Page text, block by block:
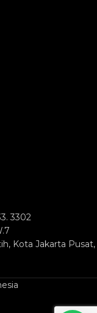
3302
Kota Jakarta Pusat,